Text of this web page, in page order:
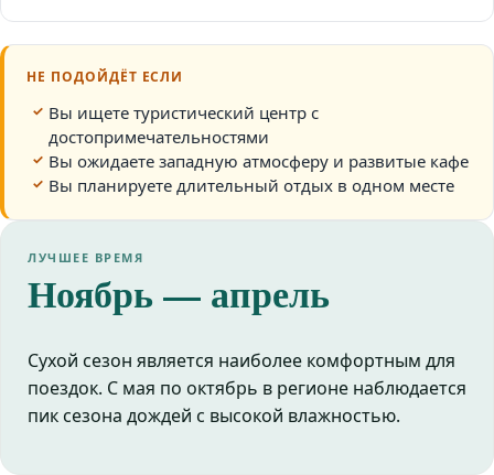
НЕ ПОДОЙДЁТ ЕСЛИ
Вы ищете туристический центр с
достопримечательностями
Вы ожидаете западную атмосферу и развитые кафе
Вы планируете длительный отдых в одном месте
ЛУЧШЕЕ ВРЕМЯ
Ноябрь — апрель
Сухой сезон является наиболее комфортным для
поездок. С мая по октябрь в регионе наблюдается
пик сезона дождей с высокой влажностью.